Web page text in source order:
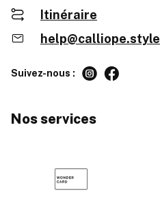
Itinéraire
help@calliope.style
Suivez-nous :
Nos services